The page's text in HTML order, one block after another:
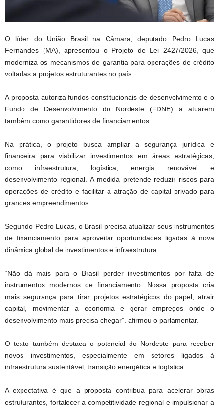
O líder do União Brasil na Câmara, deputado Pedro Lucas
Fernandes (MA), apresentou o Projeto de Lei 2427/2026, que
moderniza os mecanismos de garantia para operações de crédito
voltadas a projetos estruturantes no país.
A proposta autoriza fundos constitucionais de desenvolvimento e o
Fundo de Desenvolvimento do Nordeste (FDNE) a atuarem
também como garantidores de financiamentos.
Na prática, o projeto busca ampliar a segurança jurídica e
financeira para viabilizar investimentos em áreas estratégicas,
como infraestrutura, logística, energia renovável e
desenvolvimento regional. A medida pretende reduzir riscos para
operações de crédito e facilitar a atração de capital privado para
grandes empreendimentos.
Segundo Pedro Lucas, o Brasil precisa atualizar seus instrumentos
de financiamento para aproveitar oportunidades ligadas à nova
dinâmica global de investimentos e infraestrutura.
“Não dá mais para o Brasil perder investimentos por falta de
instrumentos modernos de financiamento. Nossa proposta cria
mais segurança para tirar projetos estratégicos do papel, atrair
capital, movimentar a economia e gerar empregos onde o
desenvolvimento mais precisa chegar”, afirmou o parlamentar.
O texto também destaca o potencial do Nordeste para receber
novos investimentos, especialmente em setores ligados à
infraestrutura sustentável, transição energética e logística.
A expectativa é que a proposta contribua para acelerar obras
estruturantes, fortalecer a competitividade regional e impulsionar a